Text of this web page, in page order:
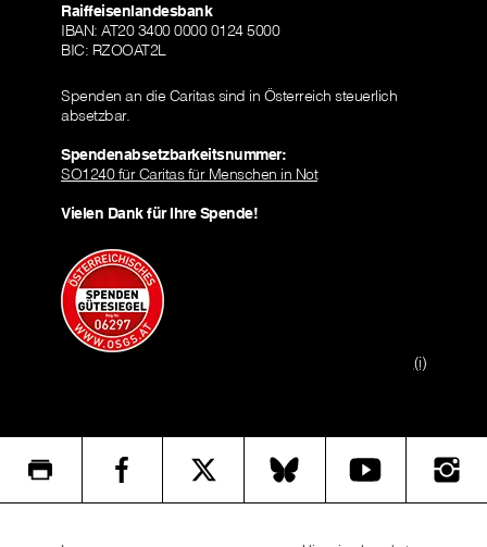
Raiffeisenlandesbank
IBAN: AT20 3400 0000 0124 5000
BIC: RZOOAT2L
Spenden an die Caritas sind in Österreich steuerlich
absetzbar.
Spendenabsetzbarkeitsnummer:
SO1240 für Caritas für Menschen in Not
Vielen Dank für Ihre Spende!
(i)